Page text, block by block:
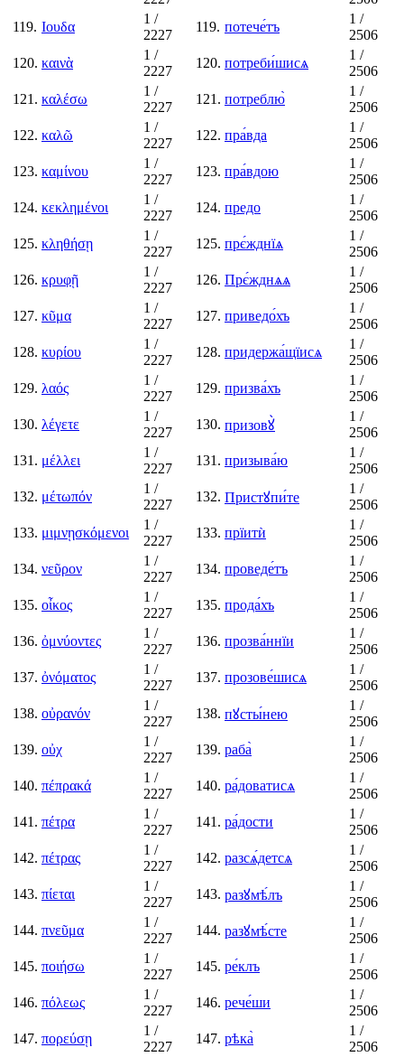
119. Ιουδα
1 /
2227
120. καινὰ
1 /
2227
121. καλέσω
1 /
2227
122. καλῶ
1 /
2227
123. καμίνου
1 /
2227
124. κεκλημένοι
1 /
2227
125. κληθήσῃ
1 /
2227
126. κρυφῇ
1 /
2227
127. κῦμα
1 /
2227
128. κυρίου
1 /
2227
129. λαός
1 /
2227
130. λέγετε
1 /
2227
131. μέλλει
1 /
2227
132. μέτωπόν
1 /
2227
133. μιμνῃσκόμενοι
1 /
2227
134. νεῦρον
1 /
2227
135. οἶκος
1 /
2227
136. ὀμνύοντες
1 /
2227
137. ὀνόματος
1 /
2227
138. οὐρανόν
1 /
2227
139. οὐχ
1 /
2227
140. πέπρακά
1 /
2227
141. πέτρα
1 /
2227
142. πέτρας
1 /
2227
143. πίεται
1 /
2227
144. πνεῦμα
1 /
2227
145. ποιήσω
1 /
2227
146. πόλεως
1 /
2227
147. πορεύσῃ
1 /
2227
119. потече́тъ
1 /
2506
120. потреби́шисѧ
1 /
2506
121. потреблю̀
1 /
2506
122. пра́вда
1 /
2506
123. пра́вдою
1 /
2506
124. предо
1 /
2506
125. прє́жднїѧ
1 /
2506
126. Прє́жднѧѧ
1 /
2506
127. приведо́хъ
1 /
2506
128. придержа́щїисѧ
1 /
2506
129. призва́хъ
1 /
2506
130. призовꙋ̀
1 /
2506
131. призыва́ю
1 /
2506
132. Пристꙋпи́те
1 /
2506
133. прїитѝ
1 /
2506
134. проведе́тъ
1 /
2506
135. прода́хъ
1 /
2506
136. прозва́ннїи
1 /
2506
137. прозове́шисѧ
1 /
2506
138. пꙋсты́нею
1 /
2506
139. раба̀
1 /
2506
140. ра́доватисѧ
1 /
2506
141. ра́дости
1 /
2506
142. разсѧ́детсѧ
1 /
2506
143. разꙋмѣ́лъ
1 /
2506
144. разꙋмѣ́сте
1 /
2506
145. ре́клъ
1 /
2506
146. рече́ши
1 /
2506
147. рѣка̀
1 /
2506